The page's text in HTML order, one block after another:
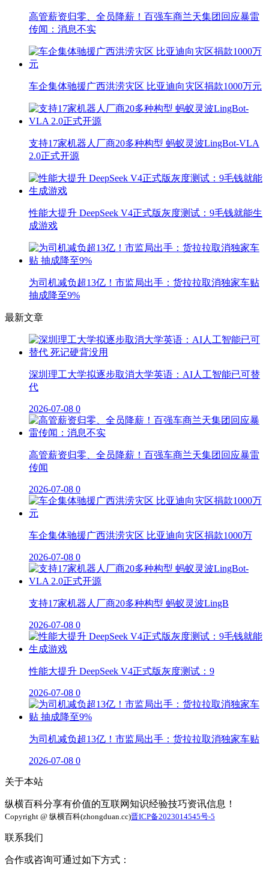
高管薪资归零、全员降薪！百强车商兰天集团回应暴雷
传闻：消息不实
车企集体驰援广西洪涝灾区 比亚迪向灾区捐款1000万元
支持17家机器人厂商20多种构型 蚂蚁灵波LingBot-VLA
2.0正式开源
性能大提升 DeepSeek V4正式版灰度测试：9毛钱就能生
成游戏
为司机减负超13亿！市监局出手：货拉拉取消独家车贴
抽成降至9%
最新文章
深圳理工大学拟逐步取消大学英语：AI人工智能已可替
代
2026-07-08 0
高管薪资归零、全员降薪！百强车商兰天集团回应暴雷
传闻
2026-07-08 0
车企集体驰援广西洪涝灾区 比亚迪向灾区捐款1000万
2026-07-08 0
支持17家机器人厂商20多种构型 蚂蚁灵波LingB
2026-07-08 0
性能大提升 DeepSeek V4正式版灰度测试：9
2026-07-08 0
为司机减负超13亿！市监局出手：货拉拉取消独家车贴
2026-07-08 0
关于本站
纵横百科分享有价值的互联网知识经验技巧资讯信息！
Copyright @ 纵横百科(zhongduan.cc)晋ICP备2023014545号-5
联系我们
合作或咨询可通过如下方式：